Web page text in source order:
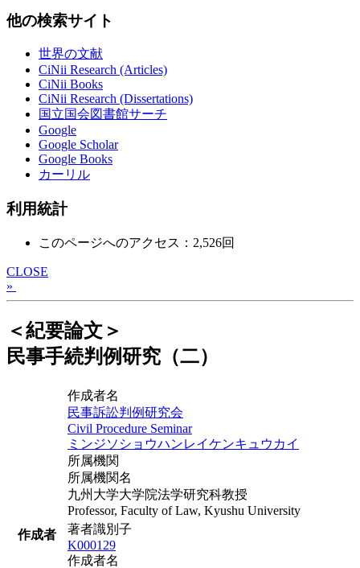
他の検索サイト
世界の文献
CiNii Research (Articles)
CiNii Books
CiNii Research (Dissertations)
国立国会図書館サーチ
Google
Google Scholar
Google Books
カーリル
利用統計
このページへのアクセス：2,526回
CLOSE
»
＜紀要論文＞
民事手続判例研究（二）
作成者
作成者名
民事訴訟判例研究会
Civil Procedure Seminar
ミンジソショウハンレイケンキュウカイ
所属機関
所属機関名
九州大学大学院法学研究科教授
Professor, Faculty of Law, Kyushu University
著者識別子
K000129
作成者名